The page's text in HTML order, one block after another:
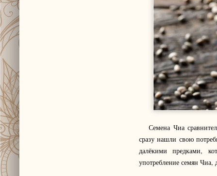
Семена Чиа
сразу нашли свою
далёкими предками,
употребление семян